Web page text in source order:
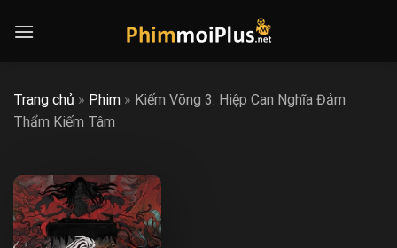
Trang chủ » Phim » Kiếm Võng 3: Hiệp Can Nghĩa Đảm
Thẩm Kiếm Tâm